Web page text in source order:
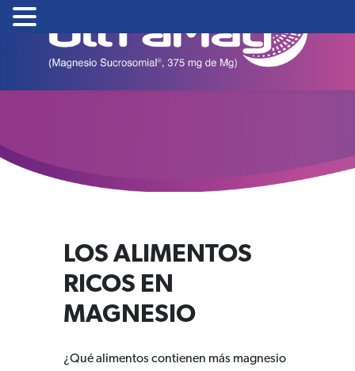
LOS ALIMENTOS
RICOS EN
MAGNESIO
¿Qué alimentos contienen más magnesio